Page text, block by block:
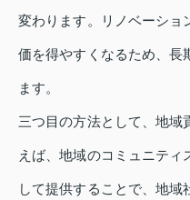
変わります。リノベーショ
価を得やすくなるため、長
ます。
三つ目の方法として、地域
えば、地域のコミュニティ
して提供することで、地域